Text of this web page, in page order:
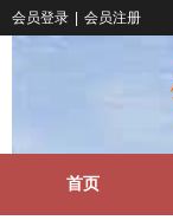
会员登录 会员注册
首页